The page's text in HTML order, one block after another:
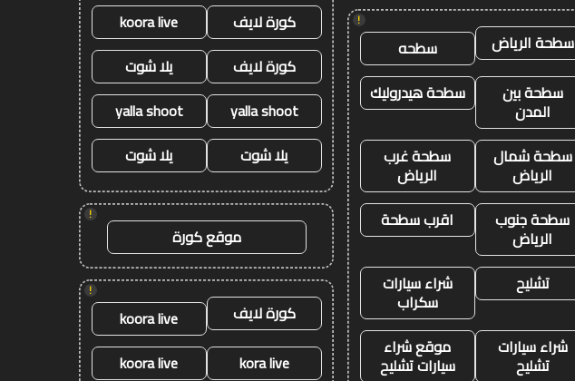
!
سطحة الرياض
سطحه
سطحة بين
المدن
سطحة هيدروليك
سطحة شمال
الرياض
سطحة غرب
الرياض
سطحة جنوب
الرياض
اقرب سطحة
تشليح شراء سيارات
سكراب
شراء سيارات
تشليح
موقع شراء
سيارات تشليح
كورة لايف
koora live
كورة لايف
يلا شوت
yalla shoot
yalla shoot
يلا شوت
يلا شوت
!
موقع كورة
!
كورة لايف
koora live
kora live
koora live